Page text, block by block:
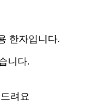
한자입니다.
니다.
려요